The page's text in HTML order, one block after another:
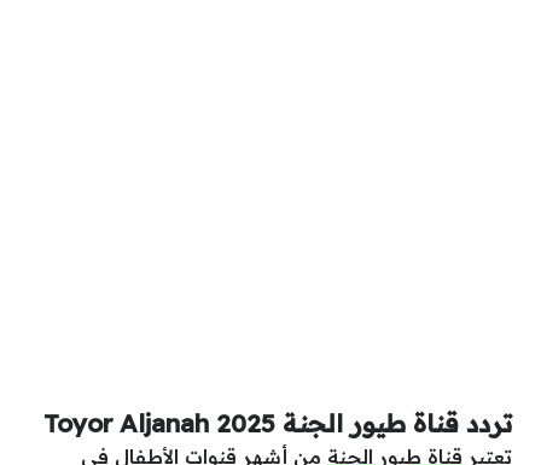
تردد قناة طيور الجنة Toyor Aljanah 2025
تعتبر قناة طيور الجنة من أشهر قنوات الأطفال في